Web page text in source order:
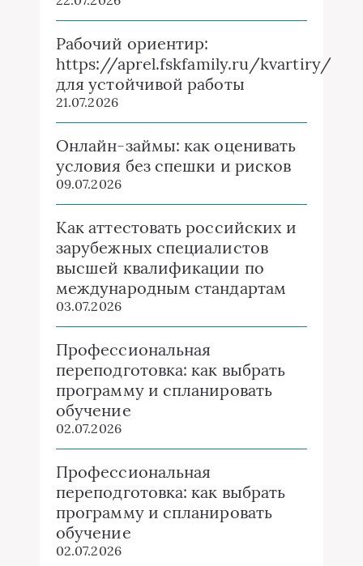
Рабочий ориентир:
https://aprel.fskfamily.ru/kvartiry/
для устойчивой работы
21.07.2026
Онлайн-займы: как оценивать
условия без спешки и рисков
09.07.2026
Как аттестовать российских и
зарубежных специалистов
высшей квалификации по
международным стандартам
03.07.2026
Профессиональная
переподготовка: как выбрать
программу и спланировать
обучение
02.07.2026
Профессиональная
переподготовка: как выбрать
программу и спланировать
обучение
02.07.2026